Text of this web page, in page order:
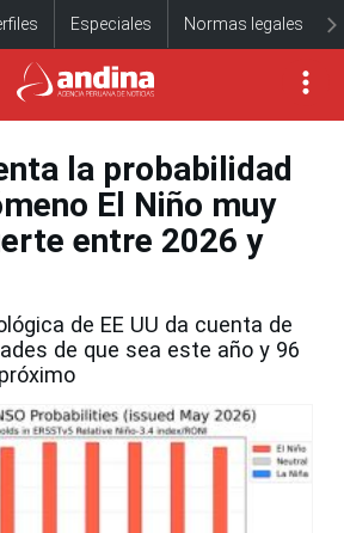
Especiales Normas legales
la probabilidad
El Niño muy
entre 2026 y
de EE UU da cuenta de
de que sea este año y 96